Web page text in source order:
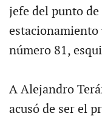
jefe del punto
estacionamiento
número 81,
A Alejandro
acusó de ser el